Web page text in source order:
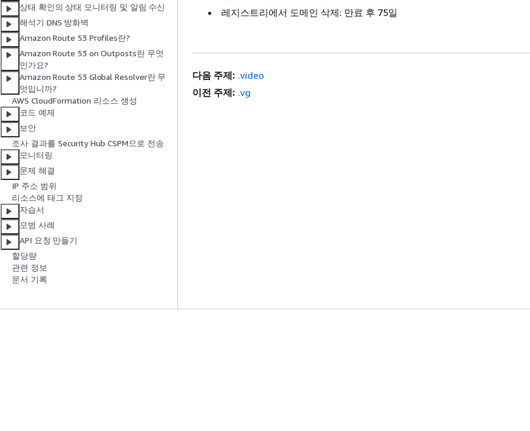
상태 확인의 상태 모니터링 및 알림 수신
해석기 DNS 방화벽
Amazon Route 53 Profiles란?
Amazon Route 53 on Outposts란 무엇
인가요?
Amazon Route 53 Global Resolver란 무
엇입니까?
AWS CloudFormation 리소스 생성
코드 예제
보안
조사 결과를 Security Hub CSPM으로 전송
모니터링
문제 해결
IP 주소 범위
리소스에 태그 지정
자습서
모범 사례
API 요청 만들기
할당량
관련 정보
문서 기록
레지스트리에서 도메인 삭제: 만료 후 75일
다음 주제: .video
이전 주제: .vg